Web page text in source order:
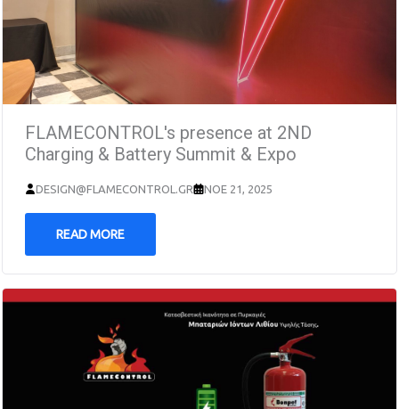
FLAMECONTROL's presence at 2ND
Charging & Battery Summit & Expo
DESIGN@FLAMECONTROL.GR ΝΟΈ 21, 2025
READ MORE